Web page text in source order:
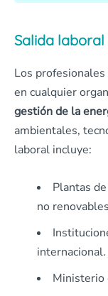
Salida
Los
en cualquier
gestión de la
ambientales,
laboral incluye:
Plantas
no renovables
internacional.
Ministerio